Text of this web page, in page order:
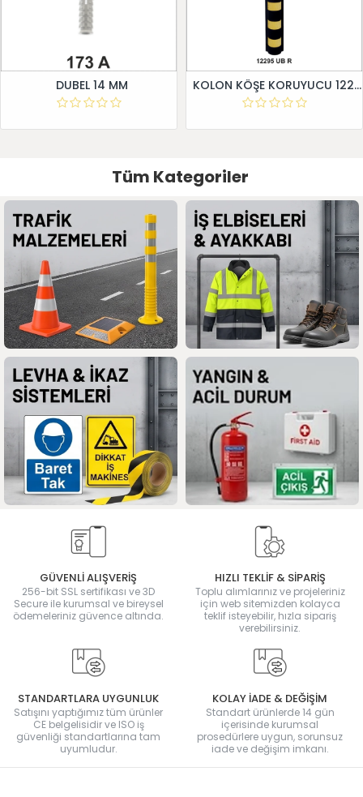
DUBEL 14 MM KOLON KÖŞE KORUYUCU 12295 UB R
Tüm Kategoriler
GÜVENLİ ALIŞVERİŞ
256-bit SSL sertifikası ve 3D
Secure ile kurumsal ve bireysel
ödemeleriniz güvence altında.
HIZLI TEKLİF & SİPARİŞ
Toplu alımlarınız ve projeleriniz
için web sitemizden kolayca
teklif isteyebilir, hızla sipariş
verebilirsiniz.
STANDARTLARA UYGUNLUK
Satışını yaptığımız tüm ürünler
CE belgelisidir ve ISO iş
güvenliği standartlarına tam
uyumludur.
KOLAY İADE & DEĞİŞİM
Standart ürünlerde 14 gün
içerisinde kurumsal
prosedürlere uygun, sorunsuz
iade ve değişim imkanı.